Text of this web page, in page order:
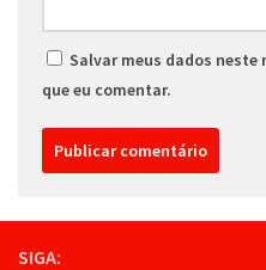
Salvar meus dados neste
que eu comentar.
SIGA: